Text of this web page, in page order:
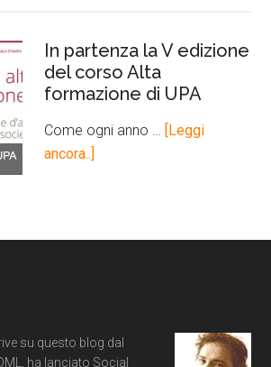
In partenza la V edizione
del corso Alta
formazione di UPA
Come ogni anno …
[Leggi
ancora..]
su questo blog dal
ha lanciato Social